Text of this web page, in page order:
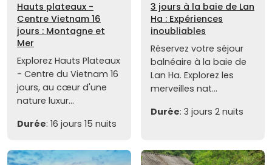
Hauts plateaux -
Centre Vietnam 16
jours : Montagne et
Mer
Explorez Hauts Plateaux
- Centre du Vietnam 16
jours, au cœur d'une
nature luxur...
Durée: 16 jours 15 nuits
3 jours à la baie de Lan
Ha : Expériences
inoubliables
Réservez votre séjour
balnéaire à la baie de
Lan Ha. Explorez les
merveilles nat...
Durée: 3 jours 2 nuits